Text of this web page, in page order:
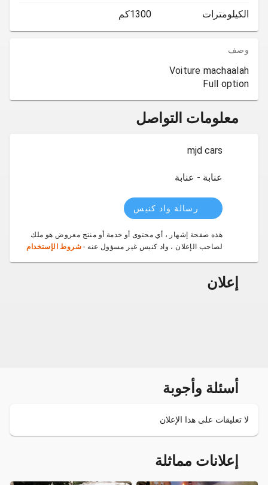
الكيلومترات 1300كم
وصف
Full option
معلومات التواصل
mjd cars
عنابة - عنابة
رسالة واد كنيس
هذه صفحة إشهار ، أي محتوى أو خدمة أو منتج معروض هو ملك
لصاحب الإعلان ، واد كنيس غير مسؤول عنه - شروط الإستخدام
إعلان
أسئلة وأجوبة
لا تعليقات على هذا الإعلان
إعلانات مماثلة